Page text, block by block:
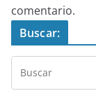
comentario.
Buscar: